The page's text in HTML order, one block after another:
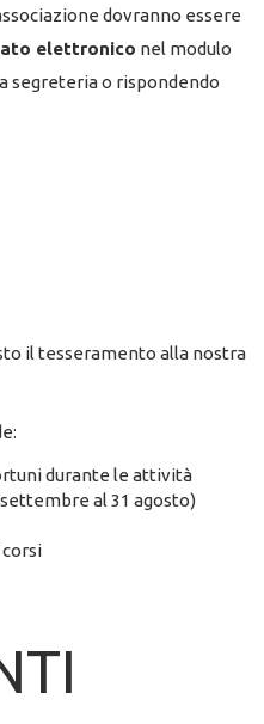
dovranno essere
elettronico nel modulo
segreteria o rispondendo
il tesseramento alla nostra
durante le attività
al 31 agosto)